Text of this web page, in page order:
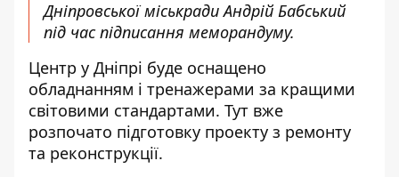
Дніпровської міськради Андрій Бабський
під час підписання меморандуму.
Центр у Дніпрі буде оснащено
обладнанням і тренажерами за кращими
світовими стандартами. Тут вже
розпочато підготовку проекту з ремонту
та реконструкції.